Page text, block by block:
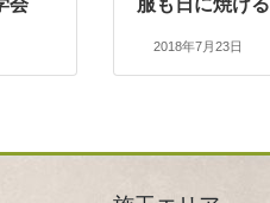
会 服も日に焼ける
2018年7月23日